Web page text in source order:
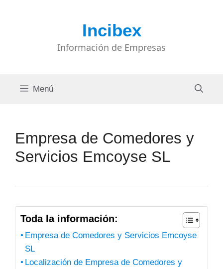
Incibex
Información de Empresas
Menú
Empresa de Comedores y
Servicios Emcoyse SL
Toda la información:
Empresa de Comedores y Servicios Emcoyse
SL
Localización de Empresa de Comedores y